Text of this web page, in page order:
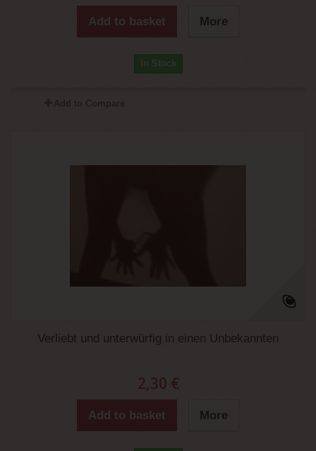
Add to basket More
In Stock
Verliebt und unterwürfig in einen Unbekannten
2,30 €
Add to basket More